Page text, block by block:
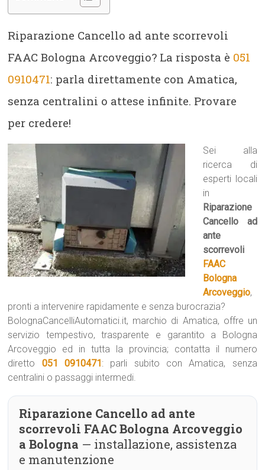
Riparazione Cancello ad ante scorrevoli
FAAC Bologna Arcoveggio? La risposta è 051
0910471: parla direttamente con Amatica,
senza centralini o attese infinite. Provare
per credere!
Sei alla
ricerca di
esperti locali
in
Riparazione
Cancello ad
ante
scorrevoli
FAAC
Bologna
Arcoveggio,
pronti a intervenire rapidamente e senza burocrazia?
BolognaCancelliAutomatici.it, marchio di Amatica, offre un
servizio tempestivo, trasparente e garantito a Bologna
Arcoveggio ed in tutta la provincia; contatta il numero
diretto 051 0910471: parli subito con Amatica, senza
centralini o passaggi intermedi.
Riparazione Cancello ad ante
scorrevoli FAAC Bologna Arcoveggio
a Bologna — installazione, assistenza
e manutenzione